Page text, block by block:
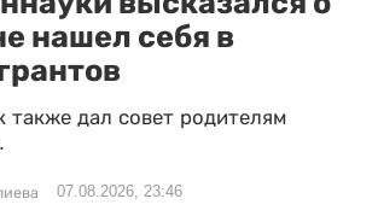
нашел себя в
также дал совет родителям
07.08.2026, 23:46